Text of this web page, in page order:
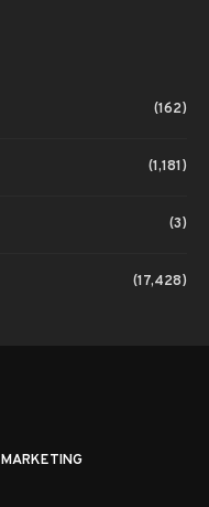
(162)
(1,181)
(3)
(17,428)
MARKETING